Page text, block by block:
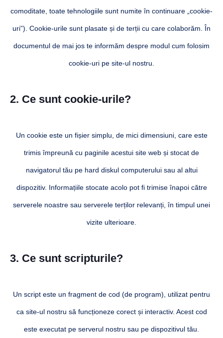
comoditate, toate tehnologiile sunt numite în continuare „cookie-
uri”). Cookie-urile sunt plasate și de terții cu care colaborăm. În
documentul de mai jos te informăm despre modul cum folosim
cookie-uri pe site-ul nostru.
2. Ce sunt cookie-urile?
Un cookie este un fișier simplu, de mici dimensiuni, care este
trimis împreună cu paginile acestui site web și stocat de
navigatorul tău pe hard diskul computerului sau al altui
dispozitiv. Informațiile stocate acolo pot fi trimise înapoi către
serverele noastre sau serverele terților relevanți, în timpul unei
vizite ulterioare.
3. Ce sunt scripturile?
Un script este un fragment de cod (de program), utilizat pentru
ca site-ul nostru să funcționeze corect și interactiv. Acest cod
este executat pe serverul nostru sau pe dispozitivul tău.